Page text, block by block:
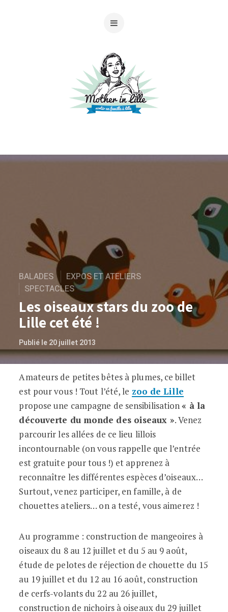
BALADES
EXPOS ET ATELIERS
SPECTACLES
Les oiseaux stars du zoo de
Lille cet été !
Publié le 20 juillet 2013
Les oiseaux stars du zoo de Lille cet été
Amateurs de petites bêtes à plumes, ce billet
est pour vous ! Tout l’été, le zoo de Lille
propose une campagne de sensibilisation« à la
découverte du monde des oiseaux ». Venez
parcourir les allées de ce lieu lillois
incontournable (on vous rappelle que l’entrée
est gratuite pour tous !) et apprenez à
reconnaître les différentes espèces d’oiseaux…
Surtout, venez participer, en famille, à de
chouettes ateliers… on a testé, vous aimerez !
Au programme : construction de mangeoires à
oiseaux du 8 au 12 juillet et du 5 au 9 août,
étude de pelotes de réjection de chouette du 15
au 19 juillet et du 12 au 16 août, construction
de cerfs-volants du 22 au 26 juillet,
construction de nichoirs à oiseaux du 29 juillet